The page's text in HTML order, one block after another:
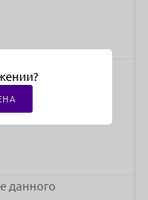
данного